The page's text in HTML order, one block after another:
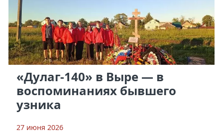
«Дулаг-140» в Выре — в
воспоминаниях бывшего
узника
27 июня 2026